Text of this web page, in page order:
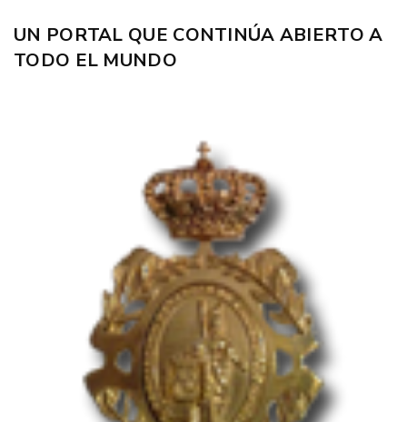
UN PORTAL QUE CONTINÚA ABIERTO A
TODO EL MUNDO